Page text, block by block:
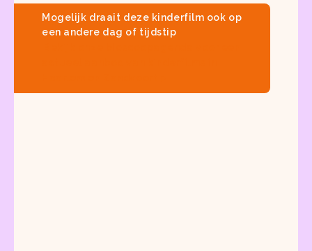
Mogelijk draait deze kinderfilm ook op
een andere dag of tijdstip